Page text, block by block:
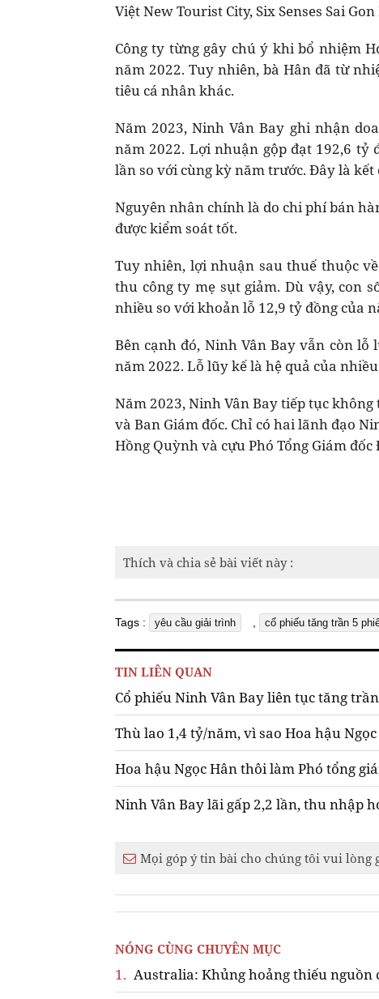
Việt New Tourist City, Six Senses Sai
Công ty từng gây chú ý khi bổ nhiệm
năm 2022. Tuy nhiên, bà Hân đã từ
tiêu cá nhân khác.
Năm 2023, Ninh Vân Bay ghi nhận
năm 2022. Lợi nhuận gộp đạt 192,6 tỷ
lần so với cùng kỳ năm trước. Đây là
Nguyên nhân chính là do chi phí bán
được kiểm soát tốt.
Tuy nhiên, lợi nhuận sau thuế thuộc
thu công ty mẹ sụt giảm. Dù vậy, con
nhiều so với khoản lỗ 12,9 tỷ đồng của
Bên cạnh đó, Ninh Vân Bay vẫn còn
năm 2022. Lỗ lũy kế là hệ quả của
Năm 2023, Ninh Vân Bay tiếp tục
và Ban Giám đốc. Chỉ có hai lãnh đạo
Hồng Quỳnh và cựu Phó Tổng Giám đốc
Thích và chia sẻ bài viết này :
Tags : yêu cầu giải trình cổ phiếu tăng trần 5
TIN LIÊN QUAN
Cổ phiếu Ninh Vân Bay liên tục tăng
Thù lao 1,4 tỷ/năm, vì sao Hoa hậu
Hoa hậu Ngọc Hân thôi làm Phó tổng
Ninh Vân Bay lãi gấp 2,2 lần, thu nhập
Mọi góp ý tin bài cho chúng tôi vui lòng
NÓNG CÙNG CHUYÊN MỤC
1. Australia: Khủng hoảng thiếu nguồn